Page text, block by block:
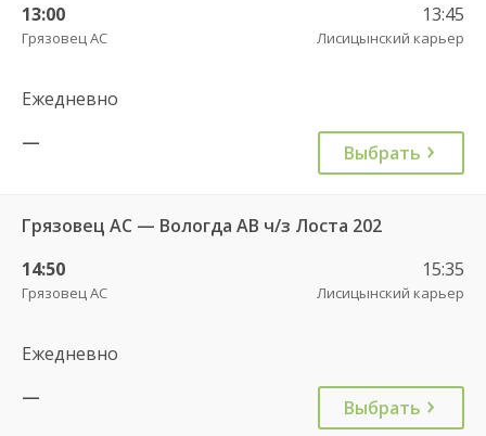
13:00
Грязовец АС
13:45
Лисицынский карьер
Ежедневно
—
Выбрать
Грязовец АС — Вологда АВ ч/з Лоста 202
14:50
Грязовец АС
15:35
Лисицынский карьер
Ежедневно
—
Выбрать